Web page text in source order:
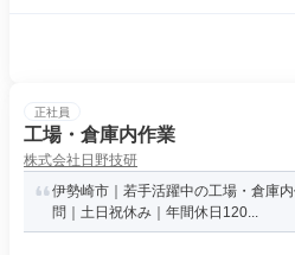
正社員
工場・倉庫内作業
株式会社日野技研
伊勢崎市｜若手活躍中の工場・倉庫
問｜土日祝休み｜年間休日120...